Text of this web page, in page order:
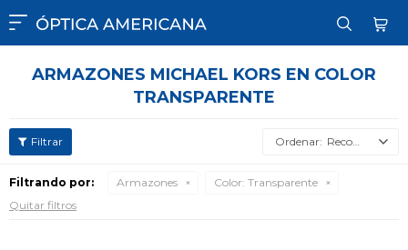

ARMAZONES MICHAEL KORS EN COLOR
TRANSPARENTE
Recomendados
Filtrando por: Armazones Color: Transparente
Quitar filtros